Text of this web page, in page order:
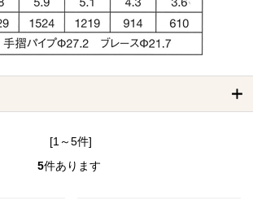
[1～5件]
5件あります